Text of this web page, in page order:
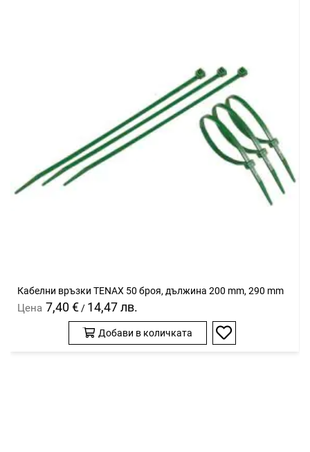
Кабелни връзки TENAX 50 броя, дължина 200 mm, 290 mm
Цена 7,40 € / 14,47 лв.
Добави в количката
Добави